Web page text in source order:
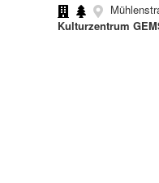
Kulturzentrum